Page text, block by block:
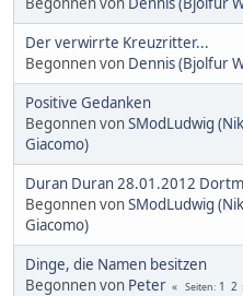
Der verwirrte Kreuzritter...
Begonnen von Dennis (Bjolfur
Positive Gedanken
Begonnen vonSModLudwig
Giacomo)
Duran Duran 28.01.2012
Begonnen vonSModLudwig
Giacomo)
Dinge, die Namen besitzen
Begonnen von Peter Seiten 1 2